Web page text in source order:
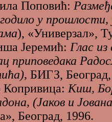
Поповић:
у
), «Универзал»,
Јеремић: Глас
приповедака
БИГЗ,
Киш,
(Јаков и
Београд, 1996.